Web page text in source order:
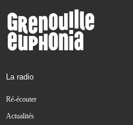
La radio
Ré-écouter
Actualités